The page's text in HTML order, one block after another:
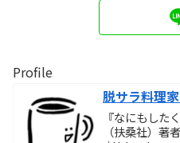
Profile
脱サラ料理
『なにもした
（扶桑社）